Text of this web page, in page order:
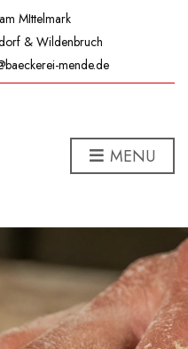
MIttelmark
& Wildenbruch
mende.de
MENU